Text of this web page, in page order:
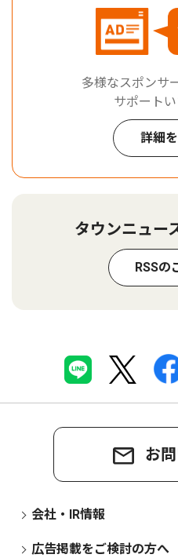
多様なスポンサ
サポートい
詳細
タウンニュー
RSSの
お
会社・IR情報
広告掲載をご検討の方へ